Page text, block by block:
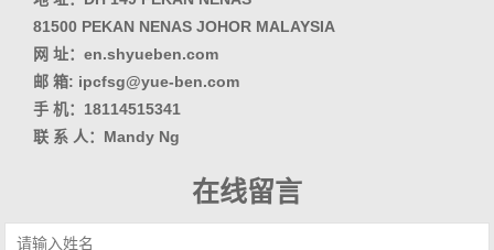
81500 PEKAN NENAS JOHOR MALAYSIA
网 址：en.shyueben.com
邮 箱: ipcfsg@yue-ben.com
手 机：18114515341
联 系 人：Mandy Ng
在线留言